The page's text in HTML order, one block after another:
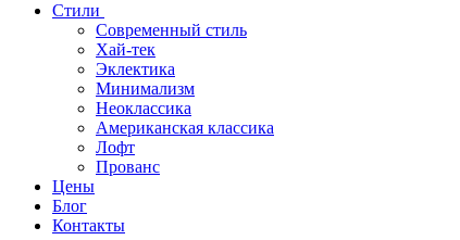
Стили
Современный стиль
Хай-тек
Эклектика
Минимализм
Неоклассика
Американская классика
Лофт
Прованс
Цены
Блог
Контакты